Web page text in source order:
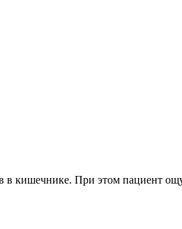
в кишечнике. При этом пациент